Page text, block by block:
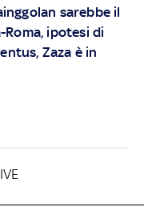
sarebbe il
ipotesi di
Zaza è in